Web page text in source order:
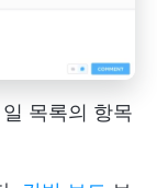
목록의 항목